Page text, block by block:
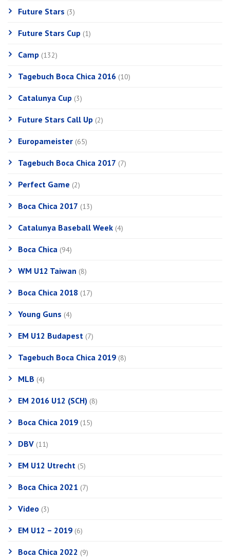
Future Stars (3)
Future Stars Cup (1)
Camp (132)
Tagebuch Boca Chica 2016 (10)
Catalunya Cup (3)
Future Stars Call Up (2)
Europameister (65)
Tagebuch Boca Chica 2017 (7)
Perfect Game (2)
Boca Chica 2017 (13)
Catalunya Baseball Week (4)
Boca Chica (94)
WM U12 Taiwan (8)
Boca Chica 2018 (17)
Young Guns (4)
EM U12 Budapest (7)
Tagebuch Boca Chica 2019 (8)
MLB (4)
EM 2016 U12 (SCH) (8)
Boca Chica 2019 (15)
DBV (11)
EM U12 Utrecht (5)
Boca Chica 2021 (7)
Video (3)
EM U12 – 2019 (6)
Boca Chica 2022 (9)